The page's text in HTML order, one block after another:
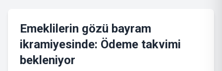
Emeklilerin gözü bayram
ikramiyesinde: Ödeme takvimi
bekleniyor